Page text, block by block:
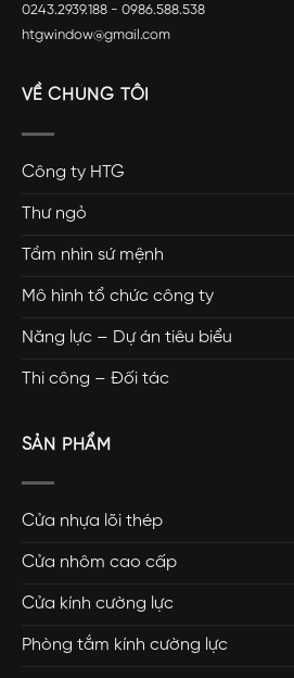
0243.2939.188 - 0986.588.538
htgwindow@gmail.com
VỀ CHÚNG TÔI
Công ty HTG
Thư ngỏ
Tầm nhìn sứ mệnh
Mô hình tổ chức công ty
Năng lực – Dự án tiêu biểu
Thi công – Đối tác
SẢN PHẨM
Cửa nhựa lõi thép
Cửa nhôm cao cấp
Cửa kính cường lực
Phòng tắm kính cường lực